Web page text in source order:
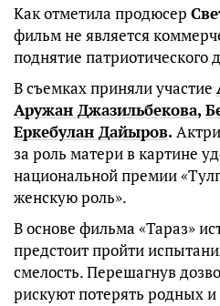
Как отметила продюсер
фильм не является
поднятие патриотического
В съемках приняли участие
Аружан Джазильбекова,
Еркебулан Дайыров.
за роль матери в картине
национальной премии
женскую роль».
В основе фильма «Тараз»
предстоит пройти
смелость. Перешагнув
рискуют потерять родных и